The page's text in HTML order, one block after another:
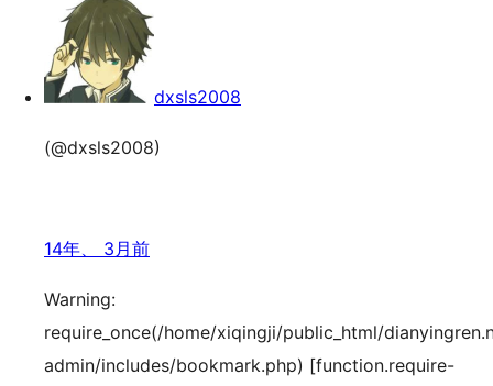
dxsls2008
(@dxsls2008)
14年、 3月前
Warning:
require_once(/home/xiqingji/public_html/
admin/includes/bookmark.php) [function.require-